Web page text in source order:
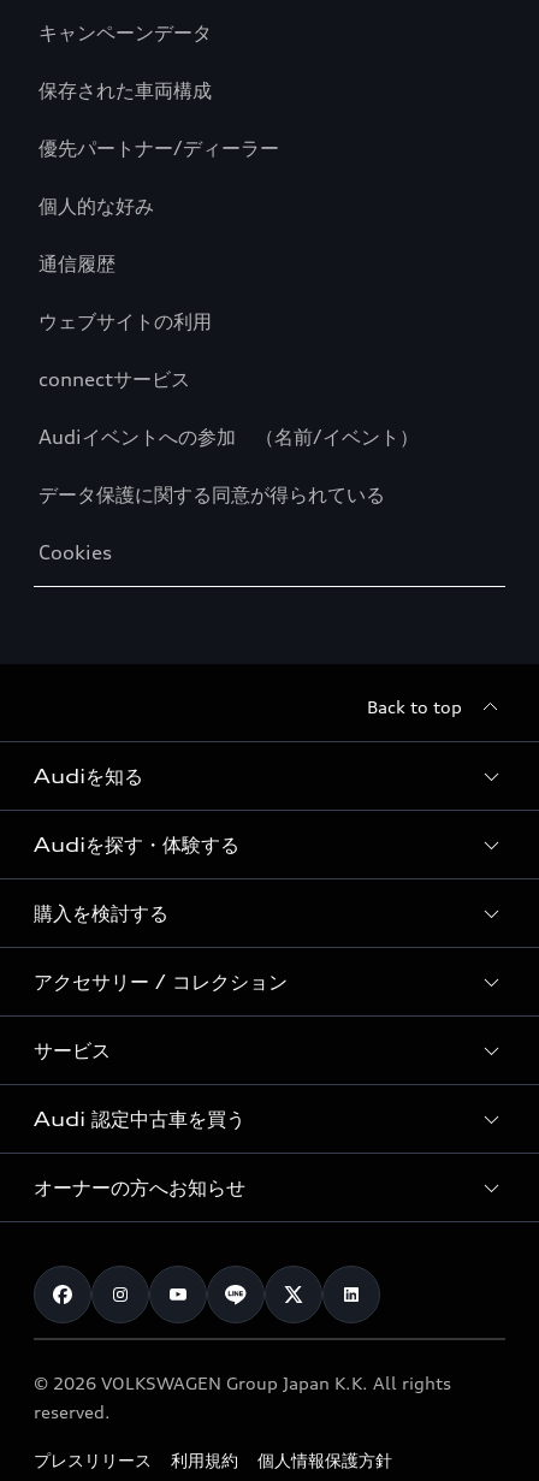
キャンペーンデータ
保存された車両構成
優先パートナー/ディーラー
個人的な好み
通信履歴
ウェブサイトの利用
connectサービス
Audiイベントへの参加 （名前/イベント）
データ保護に関する同意が得られている
Cookies
Back to top
Audiを知る
Audi ブランド
Story of Progress
Audi Sport
Formula 1®
デジタルサービス
Audiを探す・体験する
ディーラー検索
新車在庫検索
試乗車・展示車検索
見積り依頼
試乗予約
購入を検討する
モデル一覧
特別仕様モデル / 限定モデル
e-tronラインアップ
価格シミュレーション
車両比較
カタログ一覧
アクセサリー / コレクション
純正アクセサリー
オンラインショップ
Audi collection
アウディナビアプリ
サービス
サービス入庫予約
サービスプログラム
メンテナンス
車検 / 定期点検
e-tronアフターサポート
myAudi
Audi 認定中古車を買う
Audi認定中古車
クオリティ
保証
メンテナンス
オーナーの方へお知らせ
お知らせ
オーナー様向けキャンペーン
特定整備適用車一覧
リサイクル法
© 2026 VOLKSWAGEN Group Japan K.K. All rights
reserved.
プレスリリース 利用規約 個人情報保護方針